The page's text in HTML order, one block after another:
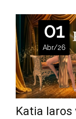
01
Abr/26
Katia Iaros